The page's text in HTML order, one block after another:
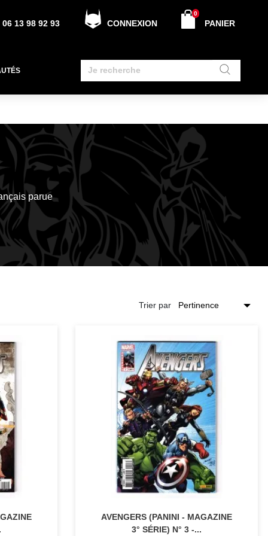
06 13 98 92 93 CONNEXION PANIER
0
parue
Trier par
AVENGERS (PANINI - MAGAZINE
3° SÉRIE) N° 3 -...